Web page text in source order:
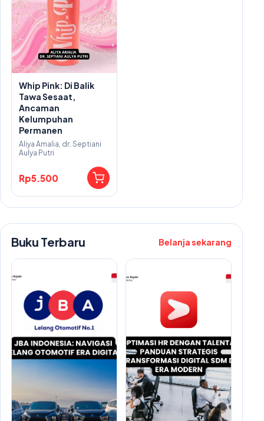
Whip Pink: Di Balik
Tawa Sesaat,
Ancaman
Kelumpuhan
Permanen
Aliya Amalia, dr. Septiani
Aulya Putri
Rp5.500
Buku Terbaru Belanja sekarang